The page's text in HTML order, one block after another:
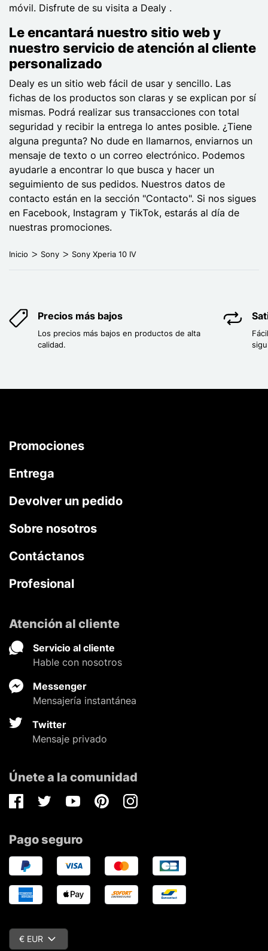
móvil. Disfrute de su visita a Dealy .
Le encantará nuestro sitio web y
nuestro servicio de atención al cliente
personalizado
Dealy es un sitio web fácil de usar y sencillo. Las
fichas de los productos son claras y se explican por sí
mismas. Podrá realizar sus transacciones con total
seguridad y recibir la entrega lo antes posible. ¿Tiene
alguna pregunta? No dude en llamarnos, enviarnos un
mensaje de texto o un correo electrónico. Podemos
ayudarle a encontrar lo que busca y hacer un
seguimiento de sus pedidos. Nuestros datos de
contacto están en la sección "Contacto". Si nos sigues
en Facebook, Instagram y TikTok, estarás al día de
nuestras promociones.
Inicio Sony Sony Xperia 10 IV
Precios más bajos
Los precios más bajos en productos de alta
calidad.
Promociones
Entrega
Devolver un pedido
Sobre nosotros
Contáctanos
Profesional
Atención al cliente
Servicio al cliente
Hable con nosotros
Messenger
Mensajería instantánea
Twitter
Mensaje privado
Únete a la comunidad
FacebookTwitterYoutubePinterestInstagram
Pago seguro
€ EUR